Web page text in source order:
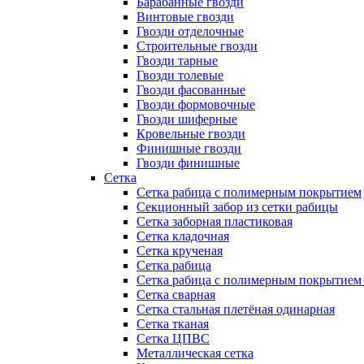
Винтовые гвозди
Гвозди отделочные
Строительные гвозди
Гвозди тарные
Гвозди толевые
Гвозди фасованные
Гвозди формовочные
Гвозди шиферные
Кровельные гвозди
Финишные гвозди
Гвозди финишные
Сетка
Сетка рабица с полимерным покрытием
Секционный забор из сетки рабицы
Сетка заборная пластиковая
Сетка кладочная
Сетка крученая
Сетка рабица
Сетка рабица с полимерным покрытием
Сетка сварная
Сетка стальная плетёная одинарная
Сетка тканая
Сетка ЦПВС
Металлическая сетка